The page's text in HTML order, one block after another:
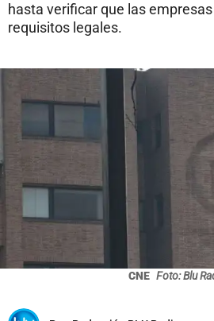
hasta verificar que las
requisitos legales.
CNE Foto: Blu